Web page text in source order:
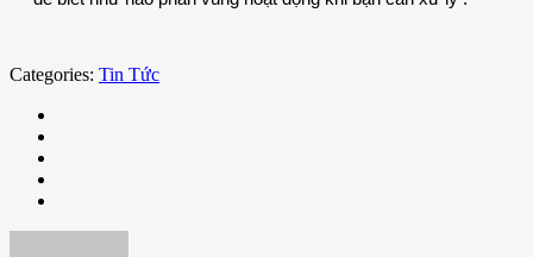
Categories: Tin Tức